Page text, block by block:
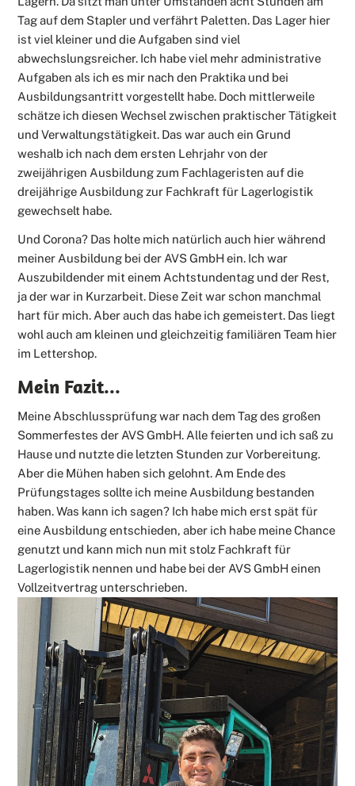
Tag auf dem Stapler und verfährt Paletten. Das Lager hier
ist viel kleiner und die Aufgaben sind viel
abwechslungsreicher. Ich habe viel mehr administrative
Aufgaben als ich es mir nach den Praktika und bei
Ausbildungsantritt vorgestellt habe. Doch mittlerweile
schätze ich diesen Wechsel zwischen praktischer Tätigkeit
und Verwaltungstätigkeit. Das war auch ein Grund
weshalb ich nach dem ersten Lehrjahr von der
zweijährigen Ausbildung zum Fachlageristen auf die
dreijährige Ausbildung zur Fachkraft für Lagerlogistik
gewechselt habe.
Und Corona? Das holte mich natürlich auch hier während
meiner Ausbildung bei der AVS GmbH ein. Ich war
Auszubildender mit einem Achtstundentag und der Rest,
ja der war in Kurzarbeit. Diese Zeit war schon manchmal
hart für mich. Aber auch das habe ich gemeistert. Das liegt
wohl auch am kleinen und gleichzeitig familiären Team hier
im Lettershop.
Mein Fazit...
Meine Abschlussprüfung war nach dem Tag des großen
Sommerfestes der AVS GmbH. Alle feierten und ich saß zu
Hause und nutzte die letzten Stunden zur Vorbereitung.
Aber die Mühen haben sich gelohnt. Am Ende des
Prüfungstages sollte ich meine Ausbildung bestanden
haben. Was kann ich sagen? Ich habe mich erst spät für
eine Ausbildung entschieden, aber ich habe meine Chance
genutzt und kann mich nun mit stolz Fachkraft für
Lagerlogistik nennen und habe bei der AVS GmbH einen
Vollzeitvertrag unterschrieben.